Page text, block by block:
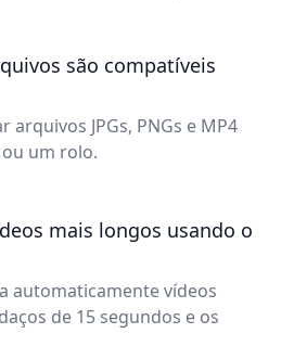
são compatíveis
arquivos JPGs, PNGs e MP4
um rolo.
mais longos usando o
automaticamente vídeos
de 15 segundos e os